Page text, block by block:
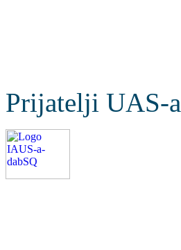
Prijatelji UAS-a